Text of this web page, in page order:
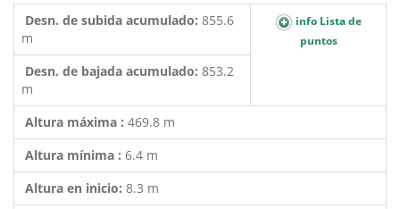
Desn. de subida acumulado: 855.6
m
info Lista de
puntos
Desn. de bajada acumulado: 853.2
m
Altura máxima : 469.8 m
Altura mínima : 6.4 m
Altura en inicio: 8.3 m